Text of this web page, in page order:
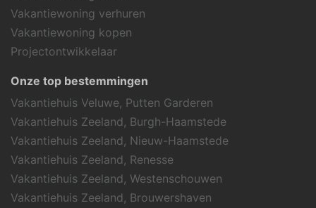
Vakantiewoning verhuren
Vakantiewoning kopen
Projectontwikkelaar
Onze top bestemmingen
Vakantiehuis Veluwe, Putten Garderen
Vakantiehuis Zeeland, Burgh-Haamstede
Vakantiehuis Zeeland, Nieuw-Haamstede
Vakantiehuis Zeeland, Renesse
Vakantiehuis Zeeland, Westenschouwen
Vakantiehuis Zeeland, Brouwershaven